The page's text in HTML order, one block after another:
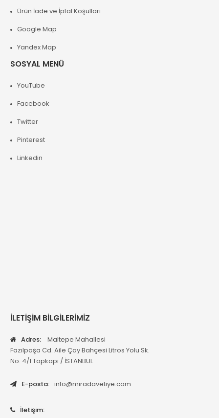
Ürün İade ve İptal Koşulları
Google Map
Yandex Map
SOSYAL MENÜ
YouTube
Facebook
Twitter
Pinterest
Linkedin
İLETİŞİM BİLGİLERİMİZ
Adres:
Maltepe Mahallesi
Fazılpaşa Cd. Aile Çay Bahçesi Litros Yolu Sk.
No: 4/1 Topkapı / İSTANBUL
E-posta: info@miradavetiye.com
İletişim: